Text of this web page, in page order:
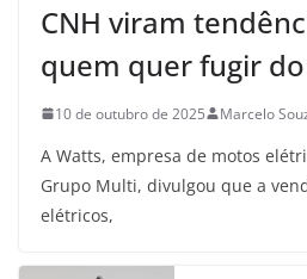
CNH viram
quem quer fugir
10 de outubro de 2025 Marcelo
A Watts, empresa de motos
Grupo Multi, divulgou que a
elétricos,